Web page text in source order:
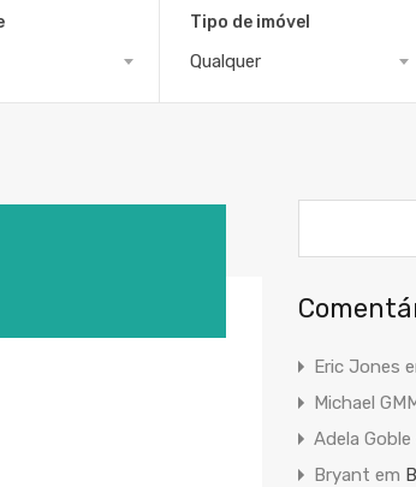
Tipo de imóvel
Qualquer
Eric Jones
Michael
Adela Goble
Bryant em